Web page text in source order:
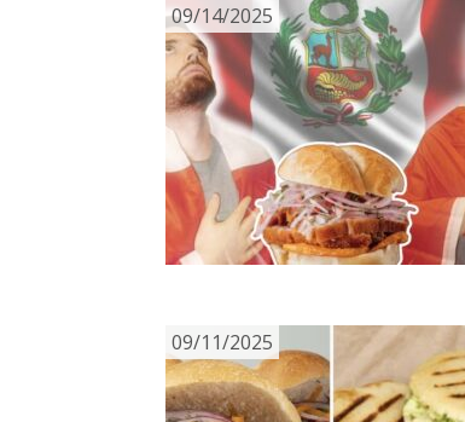
09/14/2025
09/11/2025